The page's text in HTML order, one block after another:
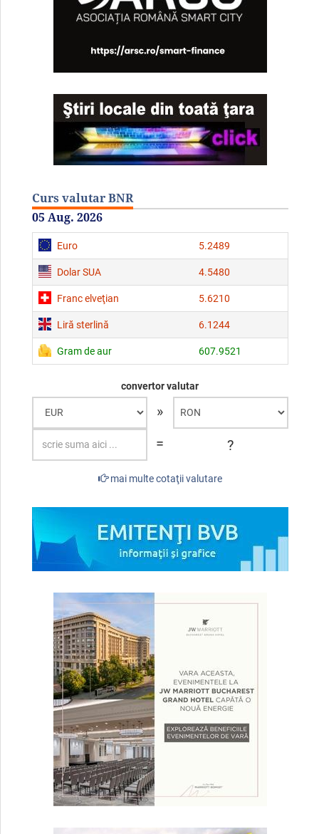
Curs valutar BNR
05 Aug. 2026
Euro 5.2489
Dolar SUA 4.5480
Franc elveţian 5.6210
Liră sterlină 6.1244
Gram de aur 607.9521
convertor valutar
»
=
?
mai multe cotaţii valutare